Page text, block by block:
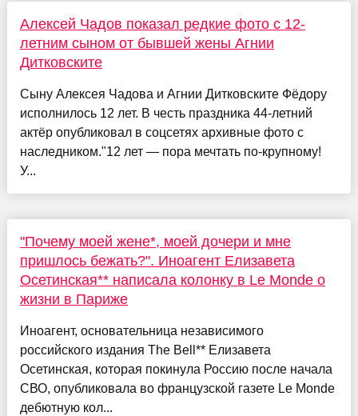
Алексей Чадов показал редкие фото с 12-
летним сыном от бывшей жены Агнии
Дитковските
Сыну Алексея Чадова и Агнии Дитковските Фёдору
исполнилось 12 лет. В честь праздника 44-летний
актёр опубликовал в соцсетях архивные фото с
наследником."12 лет — пора мечтать по-крупному!
У...
"Почему моей жене*, моей дочери и мне
пришлось бежать?". Иноагент Елизавета
Осетинская** написала колонку в Le Monde о
жизни в Париже
Иноагент, основательница независимого
российского издания The Bell** Елизавета
Осетинская, которая покинула Россию после начала
СВО, опубликовала во французской газете Le Monde
дебютную кол...